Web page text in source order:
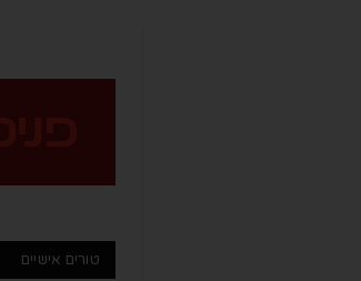
טורים אישיים